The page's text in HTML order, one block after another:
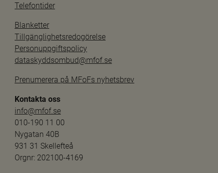
Telefontider
Blanketter
Tillgänglighetsredogörelse
Personuppgiftspolicy
dataskyddsombud@mfof.se
Prenumerera på MFoFs nyhetsbrev
Kontakta oss
info@mfof.se
010-190 11 00
Nygatan 40B
931 31 Skellefteå
Orgnr: 202100-4169